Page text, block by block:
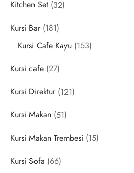
Kitchen Set 3232
Kursi Bar 181181
products
Kursi Cafe Kayu 153153
Kursi cafe 2727
Kursi Direktur 121121
Kursi Makan 5151
Kursi Makan Trembesi 1515
Kursi Sofa 6666